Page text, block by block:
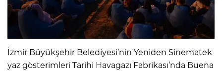
İzmir Büyükşehir Belediyesi’nin Yeniden Sinematek
yaz gösterimleri Tarihi Havagazı Fabrikası’nda Buena